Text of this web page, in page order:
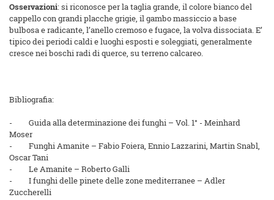
Osservazioni: si riconosce per la taglia grande, il colore bianco del
cappello con grandi placche grigie, il gambo massiccio a base
bulbosa e radicante, l’anello cremoso e fugace, la volva dissociata. E’
tipico dei periodi caldi e luoghi esposti e soleggiati, generalmente
cresce nei boschi radi di querce, su terreno calcareo.
Bibliografia:
-
Guida alla determinazione dei funghi – Vol. 1° - Meinhard
Moser
-
Funghi Amanite – Fabio Foiera, Ennio Lazzarini, Martin Snabl,
Oscar Tani
-
Le Amanite – Roberto Galli
-
I funghi delle pinete delle zone mediterranee – Adler
Zuccherelli